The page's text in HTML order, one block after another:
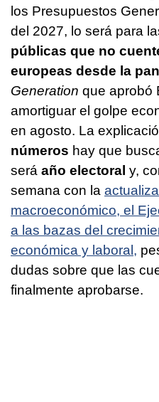
los Presupuestos
del 2027, lo será para
públicas que no
europeas desde la
Generation que aprobó
amortiguar el golpe
en agosto. La
números hay que
será año electoral y,
semana con la
macroeconómico, el
a las bazas del
económica y laboral,
dudas sobre que las
finalmente aprobarse.